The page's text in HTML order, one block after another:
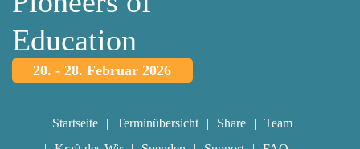
Education
20. - 28. Februar 2026
Startseite Terminübersicht Share
Team